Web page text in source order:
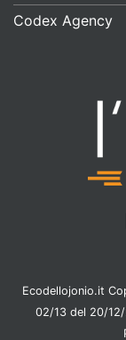
Codex Agency
Ecodellojonio.it
02/13 del 20/12/